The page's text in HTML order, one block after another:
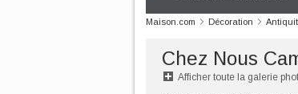
Maison.com Décoration
Chez Nous
Afficher toute la galerie